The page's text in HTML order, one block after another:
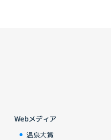
Webメディア
温泉大賞